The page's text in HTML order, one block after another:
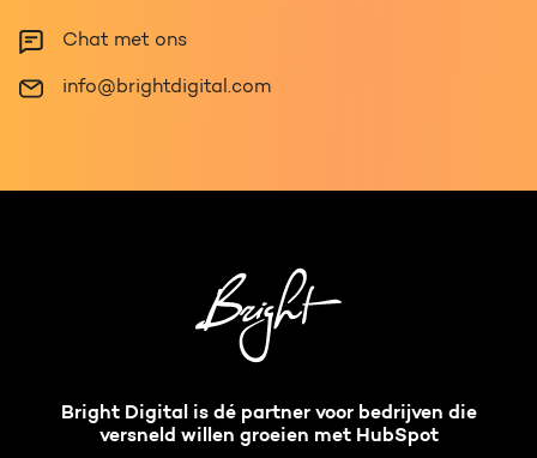
Chat met ons
info@brightdigital.com
Bright Digital is dé partner voor bedrijven die
versneld willen groeien met HubSpot